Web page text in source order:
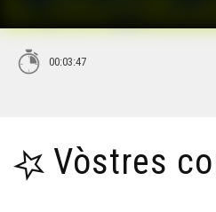
00:03:47
Vòstres